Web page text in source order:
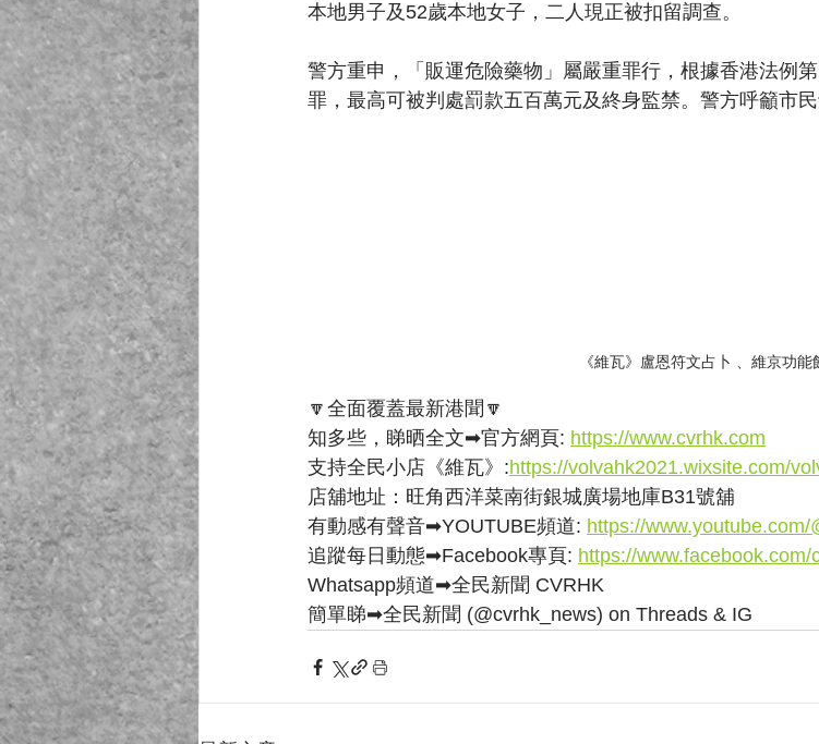
本地男子及52歲本地女子，二人現正被扣留調查。
警方重申，「販運危險藥物」屬嚴重罪行，根據香港法例
罪，最高可被判處罰款五百萬元及終身監禁。警方呼籲市民
《維瓦》盧恩符文占卜 、維京功能
🔽全面覆蓋最新港聞🔽
知多些，睇晒全文➡官方網頁: https://www.cvrhk.com
支持全民小店《維瓦》:https://volvahk2021.wixsite.com/
店舖地址：旺角西洋菜南街銀城廣場地庫B31號舖
有動感有聲音➡YOUTUBE頻道: https://www.youtube.com/
追蹤每日動態➡Facebook專頁: https://www.facebook.com/
Whatsapp頻道➡全民新聞 CVRHK
簡單睇➡全民新聞 (@cvrhk_news) on Threads & IG